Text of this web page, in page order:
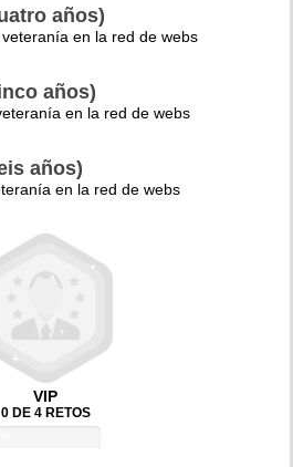
años)
en la red de webs
años)
en la red de webs
años)
en la red de webs
VIP
0 DE 4 RETOS